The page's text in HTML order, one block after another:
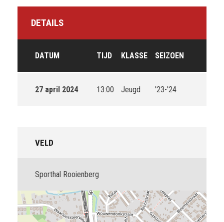
DETAILS
DATUM TIJD KLASSE SEIZOEN
27 april 2024 13:00 Jeugd '23-'24
VELD
Sporthal Rooienberg